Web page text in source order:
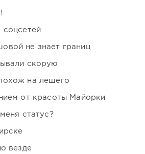
соцсетей
не знает границ
скорую
на лешего
от красоты Майорки
статус?
везде